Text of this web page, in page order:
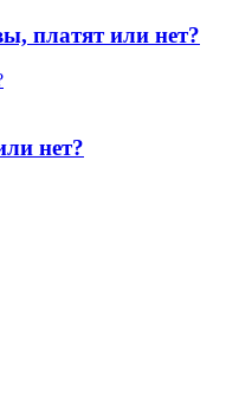
платят или нет?
нет?